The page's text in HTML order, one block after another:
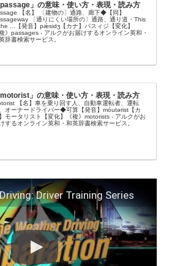
passage」の意味・使い方・表現・読み方
【名】 〔建物の〕通路、廊下◆【同】
〔通りにくい場所の〕通路、通り道・This
...【発音】pǽsidʒ【カナ】パスィジ【変化】
複》passages - アルクがお届けするオンライン英和・
辞書検索サービス。
motorist」の意味・使い方・表現・読み方
【名】車を乗り回す人、自動車運転者、運転
オーナードライバー◆可算【発音】móutərist【カ
モータリスト【変化】《複》motorists - アルクがお
するオンライン英和・和英辞書検索サービス。
Driver Training Series